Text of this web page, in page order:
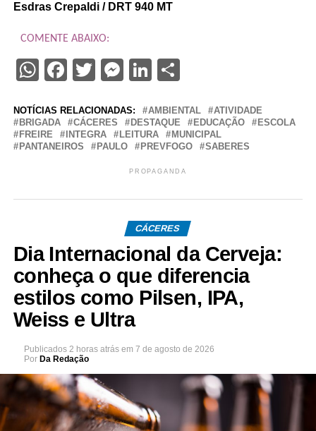
Esdras Crepaldi / DRT 940 MT
COMENTE ABAIXO:
WhatsApp
Facebook
TwitterMessenger
LinkedIn
NOTÍCIAS RELACIONADAS: AMBIENTAL
ATIVIDADE
BRIGADA
CÁCERES DESTAQUE EDUCAÇÃO
ESCOLA
FREIRE
INTEGRA LEITURA
MUNICIPAL
PANTANEIROS
PAULO PREVFOGO SABERES
PROPAGANDA
CÁCERES
Dia Internacional da Cerveja:
conheça o que diferencia
estilos como Pilsen, IPA,
Weiss e Ultra
Publicados 2 horas atrás em 7 de agosto de 2026
Por Da Redação